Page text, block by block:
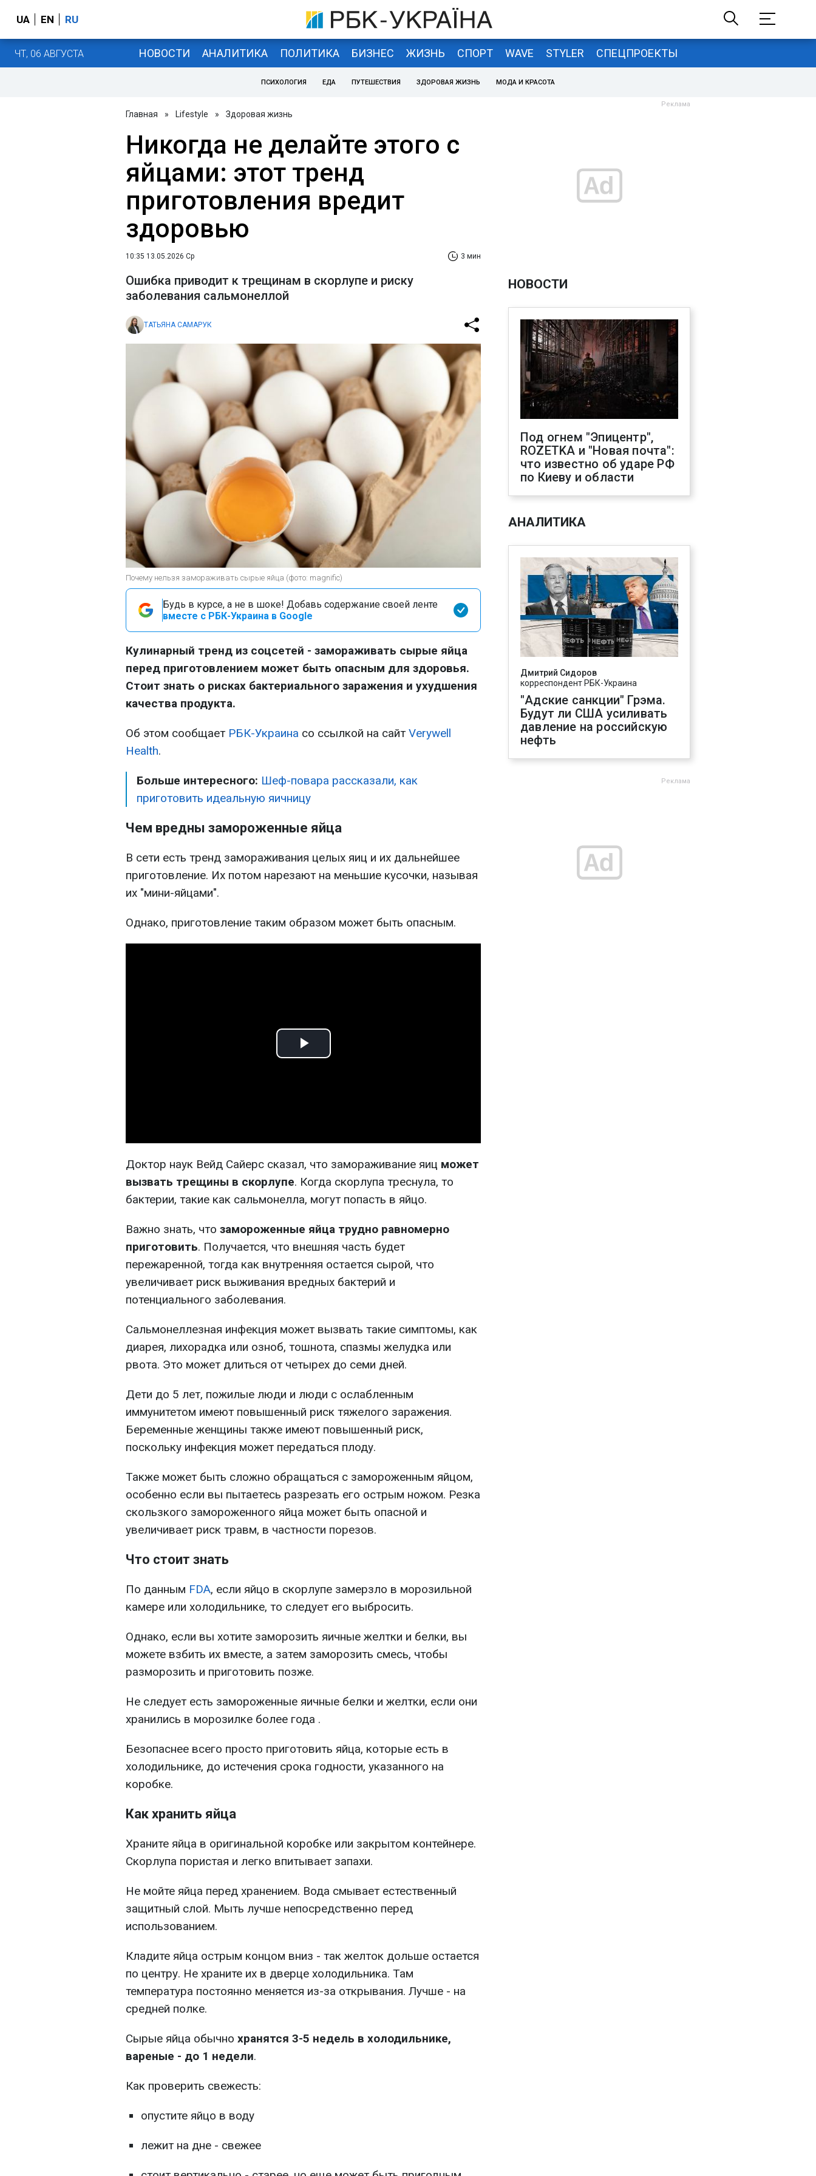
UA EN RU
ЧТ, 06 АВГУСТА НОВОСТИ АНАЛИТИКА ПОЛИТИКА БИЗНЕС ЖИЗНЬ СПОРТ WAVE STYLER СПЕЦПРОЕКТЫ
ПСИХОЛОГИЯ ЕДА ПУТЕШЕСТВИЯ ЗДОРОВАЯ ЖИЗНЬ МОДА И КРАСОТА
Главная » Lifestyle » Здоровая жизнь
Никогда не делайте этого с
яйцами: этот тренд
приготовления вредит
здоровью
10:35 13.05.2026 Ср 3 мин
Ошибка приводит к трещинам в скорлупе и риску
заболевания сальмонеллой
ТАТЬЯНА САМАРУК
Почему нельзя замораживать сырые яйца (фото: magnific)
Будь в курсе, а не в шоке! Добавь содержание своей ленте
вместе с РБК-Украина в Google
Кулинарный тренд из соцсетей - замораживать сырые яйца
перед приготовлением может быть опасным для здоровья.
Стоит знать о рисках бактериального заражения и ухудшения
качества продукта.
Об этом сообщает РБК-Украина со ссылкой на сайт Verywell
Нealth.
Больше интересного: Шеф-повара рассказали, как
приготовить идеальную яичницу
Чем вредны замороженные яйца
В сети есть тренд замораживания целых яиц и их дальнейшее
приготовление. Их потом нарезают на меньшие кусочки, называя
их "мини-яйцами".
Однако, приготовление таким образом может быть опасным.
Play
Доктор наук Вейд Сайерс сказал, что замораживание яиц может
вызвать трещины в скорлупе. Когда скорлупа треснула, то
бактерии, такие как сальмонелла, могут попасть в яйцо.
Важно знать, что замороженные яйца трудно равномерно
приготовить. Получается, что внешняя часть будет
пережаренной, тогда как внутренняя остается сырой, что
увеличивает риск выживания вредных бактерий и
потенциального заболевания.
Сальмонеллезная инфекция может вызвать такие симптомы, как
диарея, лихорадка или озноб, тошнота, спазмы желудка или
рвота. Это может длиться от четырех до семи дней.
Дети до 5 лет, пожилые люди и люди с ослабленным
иммунитетом имеют повышенный риск тяжелого заражения.
Беременные женщины также имеют повышенный риск,
поскольку инфекция может передаться плоду.
Также может быть сложно обращаться с замороженным яйцом,
особенно если вы пытаетесь разрезать его острым ножом. Резка
скользкого замороженного яйца может быть опасной и
увеличивает риск травм, в частности порезов.
Что стоит знать
По данным FDA, если яйцо в скорлупе замерзло в морозильной
камере или холодильнике, то следует его выбросить.
Однако, если вы хотите заморозить яичные желтки и белки, вы
можете взбить их вместе, а затем заморозить смесь, чтобы
разморозить и приготовить позже.
Не следует есть замороженные яичные белки и желтки, если они
хранились в морозилке более года .
Безопаснее всего просто приготовить яйца, которые есть в
холодильнике, до истечения срока годности, указанного на
коробке.
Как хранить яйца
Храните яйца в оригинальной коробке или закрытом контейнере.
Скорлупа пористая и легко впитывает запахи.
Не мойте яйца перед хранением. Вода смывает естественный
защитный слой. Мыть лучше непосредственно перед
использованием.
Кладите яйца острым концом вниз - так желток дольше остается
по центру. Не храните их в дверце холодильника. Там
температура постоянно меняется из-за открывания. Лучше - на
средней полке.
Сырые яйца обычно хранятся 3-5 недель в холодильнике,
вареные - до 1 недели.
Как проверить свежесть:
опустите яйцо в воду
лежит на дне - свежее
НОВОСТИ
Под огнем "Эпицентр",
ROZETKA и "Новая почта":
что известно об ударе РФ
по Киеву и области
АНАЛИТИКА
Дмитрий Сидоров
корреспондент РБК-Украина
"Адские санкции" Грэма.
Будут ли США усиливать
давление на российскую
нефть